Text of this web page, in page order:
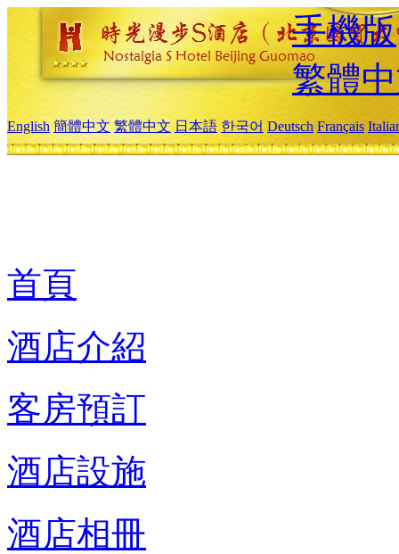
手機版
繁體
English 簡體中文 繁體中文 日本語 한국어 Deutsch Français
首頁
酒店介紹
客房預訂
酒店設施
酒店相冊